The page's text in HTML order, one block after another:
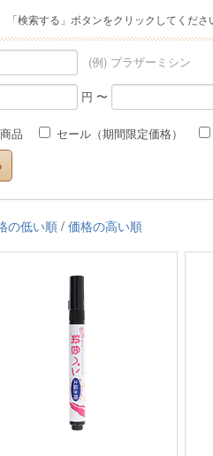
検索する」ボタンをクリックしてくださ
(例) ブラザーミシン
円 〜
品 セール（期間限定価格）
の低い順 / 価格の高い順